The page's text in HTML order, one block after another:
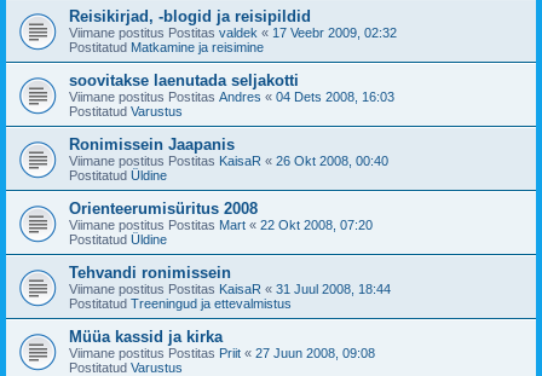
Reisikirjad, -blogid ja reisipildid
Viimane postitus Postitas valdek « 17 Veebr 2009, 02:32
Postitatud Matkamine ja reisimine
soovitakse laenutada seljakotti
Viimane postitus Postitas Andres « 04 Dets 2008, 16:03
Postitatud Varustus
Ronimissein Jaapanis
Viimane postitus Postitas KaisaR « 26 Okt 2008, 00:40
Postitatud Üldine
Orienteerumisüritus 2008
Viimane postitus Postitas Mart « 22 Okt 2008, 07:20
Postitatud Üldine
Tehvandi ronimissein
Viimane postitus Postitas KaisaR « 31 Juul 2008, 18:44
Postitatud Treeningud ja ettevalmistus
Müüa kassid ja kirka
Viimane postitus Postitas Priit « 27 Juun 2008, 09:08
Postitatud Varustus